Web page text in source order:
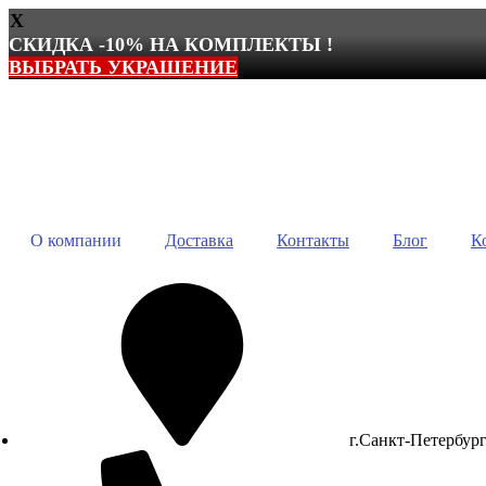
X
СКИДКА -10% НА КОМПЛЕКТЫ !
ВЫБРАТЬ УКРАШЕНИЕ
О компании Доставка Контакты Блог
г.Санкт-Петербург